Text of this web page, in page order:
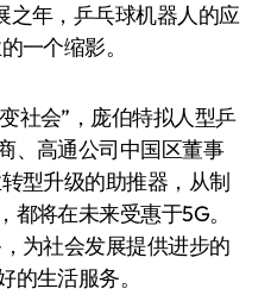
之年，乒乓球机器人的应
一个缩影。
社会”，庞伯特拟人型乒
、高通公司中国区董事
型升级的助推器，从制
将在未来受惠于5G。
为社会发展提供进步的
生活服务。